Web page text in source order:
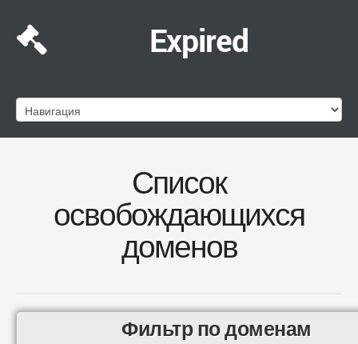
Expired
Список
освобождающихся
доменов
Фильтр по доменам